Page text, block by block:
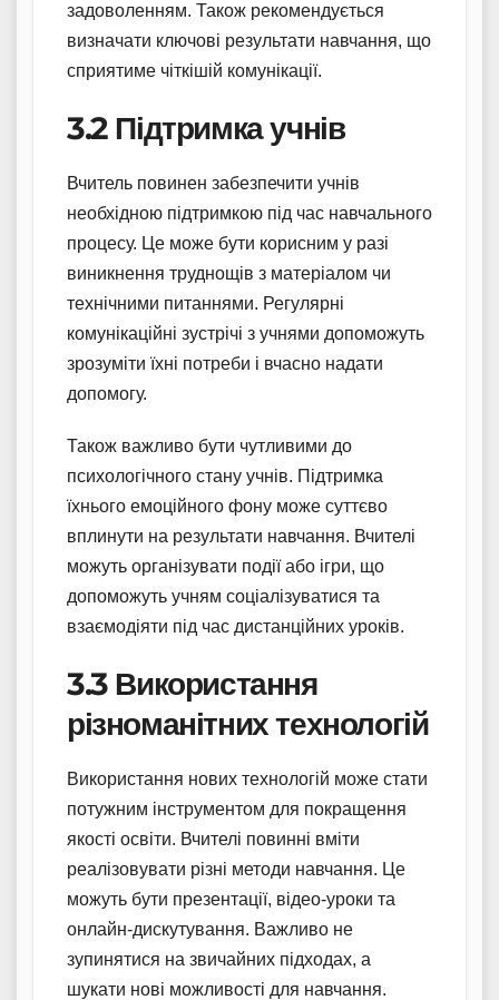
задоволенням. Також рекомендується
визначати ключові результати навчання, що
сприятиме чіткішій комунікації.
3.2 Підтримка учнів
Вчитель повинен забезпечити учнів
необхідною підтримкою під час навчального
процесу. Це може бути корисним у разі
виникнення труднощів з матеріалом чи
технічними питаннями. Регулярні
комунікаційні зустрічі з учнями допоможуть
зрозуміти їхні потреби і вчасно надати
допомогу.
Також важливо бути чутливими до
психологічного стану учнів. Підтримка
їхнього емоційного фону може суттєво
вплинути на результати навчання. Вчителі
можуть організувати події або ігри, що
допоможуть учням соціалізуватися та
взаємодіяти під час дистанційних уроків.
3.3 Використання
різноманітних технологій
Використання нових технологій може стати
потужним інструментом для покращення
якості освіти. Вчителі повинні вміти
реалізовувати різні методи навчання. Це
можуть бути презентації, відео-уроки та
онлайн-дискутування. Важливо не
зупинятися на звичайних підходах, а
шукати нові можливості для навчання.